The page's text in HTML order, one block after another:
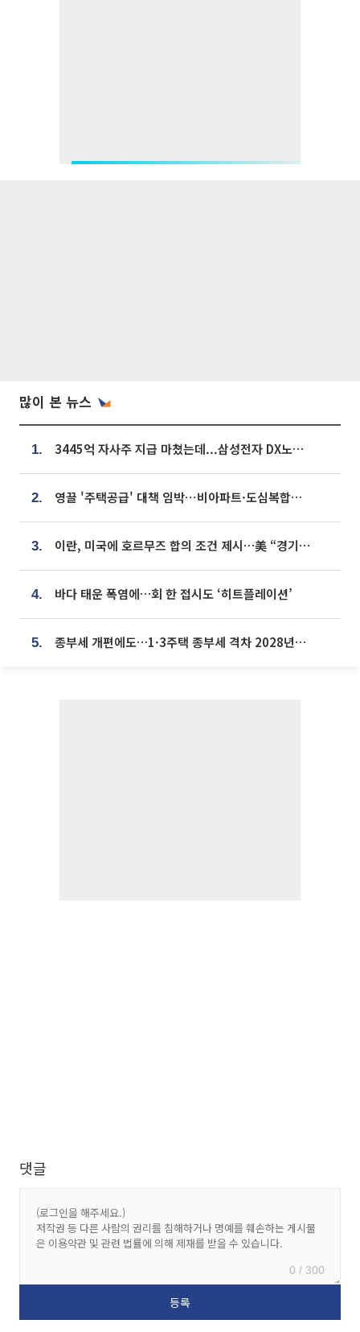
많이 본 뉴스
1. 3445억 자사주 지급 마쳤는데...삼성전자 DX노조, 뒤늦은 '떼쓰기 집회'
2. 영끌 '주택공급' 대책 임박⋯비아파트·도심복합까지 총동원
3. 이란, 미국에 호르무즈 합의 조건 제시…美 “경기 아직 안 끝나” [종합]
4. 바다 태운 폭염에…회 한 접시도 ‘히트플레이션’
5. 종부세 개편에도…1·3주택 종부세 격차 2028년부터 확대
댓글
0 / 300